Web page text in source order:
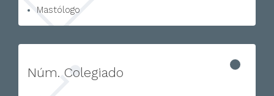
Mastólogo
Núm. Colegiado